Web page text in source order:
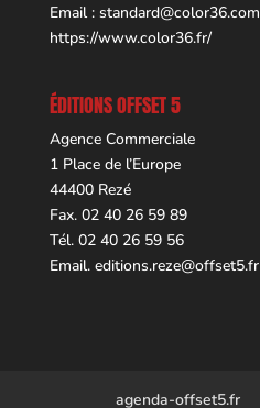
Email : standard@color36.com
https://www.color36.fr/
ÉDITIONS OFFSET 5
Agence Commerciale
1 Place de l’Europe
44400 Rezé
Fax. 02 40 26 59 89
Tél. 02 40 26 59 56
Email. editions.reze@offset5.fr
agenda-offset5.fr